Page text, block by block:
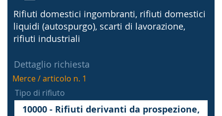
Rifiuti domestici ingombranti, rifiuti domestici
liquidi (autospurgo), scarti di lavorazione,
rifiuti industriali
Dettaglio richiesta
Merce / articolo n. 1
Tipo di rifiuto